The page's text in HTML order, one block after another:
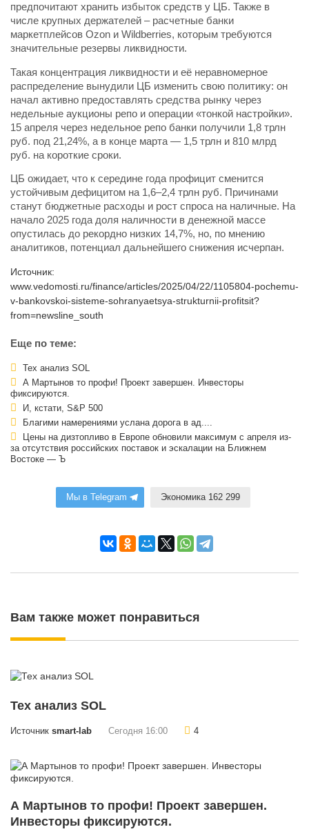
предпочитают хранить избыток средств у ЦБ. Также в
числе крупных держателей – расчетные банки
маркетплейсов Ozon и Wildberries, которым требуются
значительные резервы ликвидности.
Такая концентрация ликвидности и её неравномерное
распределение вынудили ЦБ изменить свою политику: он
начал активно предоставлять средства рынку через
недельные аукционы репо и операции «тонкой настройки».
15 апреля через недельное репо банки получили 1,8 трлн
руб. под 21,24%, а в конце марта — 1,5 трлн и 810 млрд
руб. на короткие сроки.
ЦБ ожидает, что к середине года профицит сменится
устойчивым дефицитом на 1,6–2,4 трлн руб. Причинами
станут бюджетные расходы и рост спроса на наличные. На
начало 2025 года доля наличности в денежной массе
опустилась до рекордно низких 14,7%, но, по мнению
аналитиков, потенциал дальнейшего снижения исчерпан.
Источник:
www.vedomosti.ru/finance/articles/2025/04/22/1105804-pochemu-
v-bankovskoi-sisteme-sohranyaetsya-strukturnii-profitsit?
from=newsline_south
Еще по теме:
Тех анализ SOL
А Мартынов то профи! Проект завершен. Инвесторы
фиксируются.
И, кстати, S&P 500
Благими намерениями услана дорога в ад....
Цены на дизтопливо в Европе обновили максимум с апреля из-
за отсутствия российских поставок и эскалации на Ближнем
Востоке — Ъ
Мы в Telegram Экономика 162 299
Вам также может понравиться
Тех анализ SOL
Источник smart-lab Сегодня 16:00 4
А Мартынов то профи! Проект завершен.
Инвесторы фиксируются.